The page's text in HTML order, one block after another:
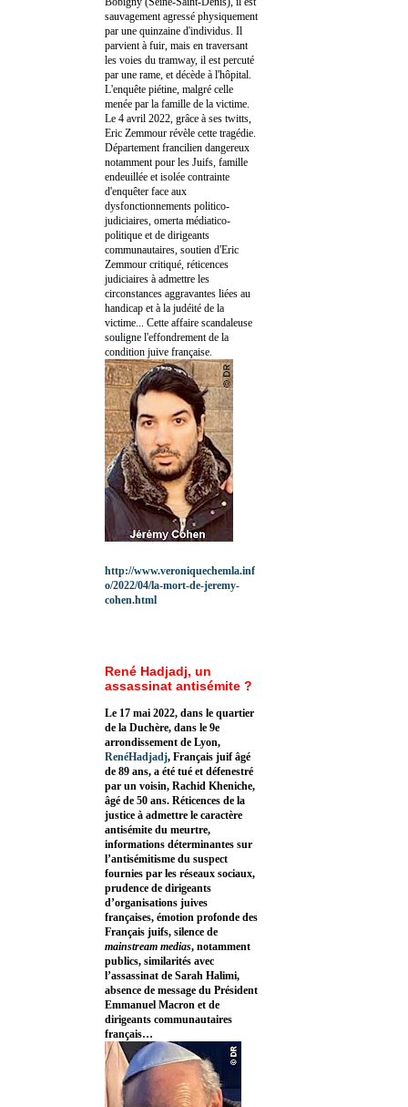
sauvagement agressé physiquement
par une quinzaine d'individus. Il
parvient à fuir, mais en traversant
les voies du tramway, il est percuté
par une rame, et décède à l'hôpital.
L'enquête piétine, malgré celle
menée par la famille de la victime.
Le 4 avril 2022, grâce à ses twitts,
Eric Zemmour révèle cette tragédie.
Département francilien dangereux
notamment pour les Juifs, famille
endeuillée et isolée contrainte
d'enquêter face aux
dysfonctionnements politico-
judiciaires, omerta médiatico-
politique et de dirigeants
communautaires, soutien d'Eric
Zemmour critiqué, réticences
judiciaires à admettre les
circonstances aggravantes liées au
handicap et à la judéité de la
victime... Cette affaire scandaleuse
souligne l'effondrement de la
condition juive française.
http://www.veroniquechemla.inf
o/2022/04/la-mort-de-jeremy-
cohen.html
René Hadjadj, un
assassinat antisémite ?
Le 17 mai 2022, dans le quartier
de la Duchère, dans le 9e
arrondissement de Lyon,
RenéHadjadj, Français juif âgé
de 89 ans, a été tué et défenestré
par un voisin, Rachid Kheniche,
âgé de 50 ans. Réticences de la
justice à admettre le caractère
antisémite du meurtre,
informations déterminantes sur
l’antisémitisme du suspect
fournies par les réseaux sociaux,
prudence de dirigeants
d’organisations juives
françaises, émotion profonde des
Français juifs, silence de
mainstream medias, notamment
publics, similarités avec
l’assassinat de Sarah Halimi,
absence de message du Président
Emmanuel Macron et de
dirigeants communautaires
français…